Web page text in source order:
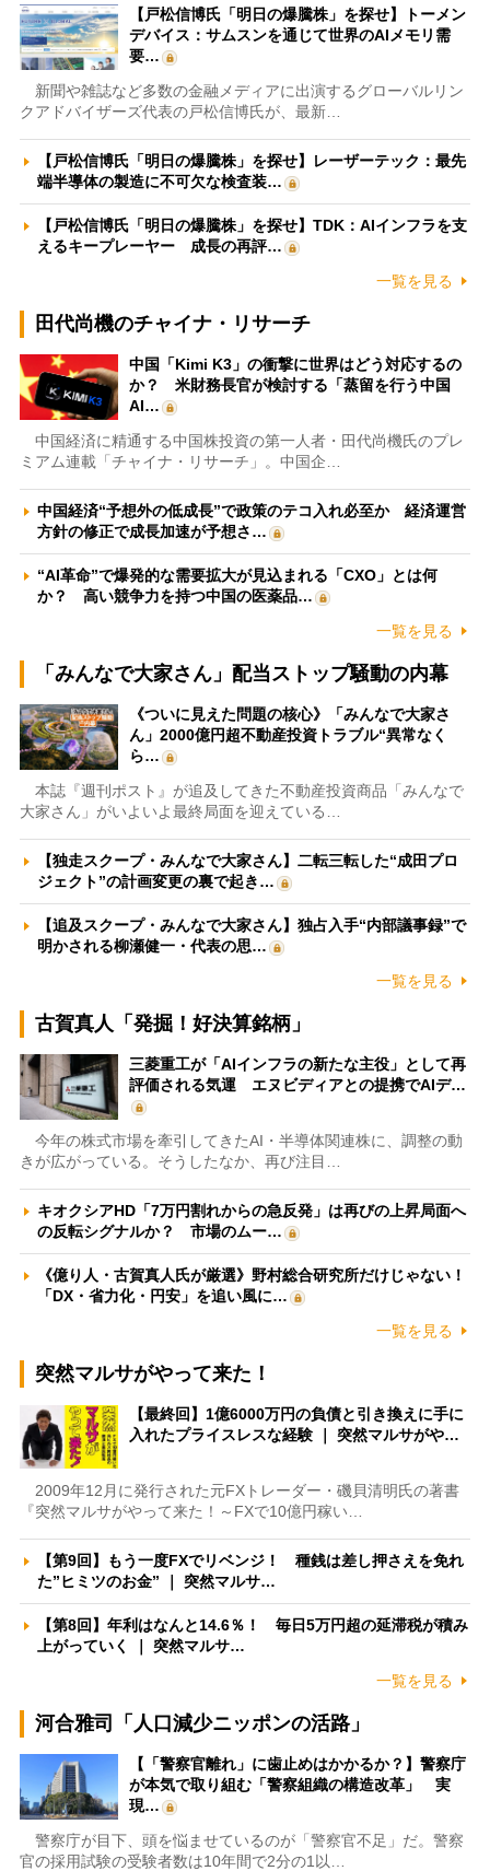
【戸松信博氏「明日の爆騰株」を探せ】トーメン
デバイス：サムスンを通じて世界のAIメモリ需
要…
新聞や雑誌など多数の金融メディアに出演するグローバルリン
クアドバイザーズ代表の戸松信博氏が、最新…
【戸松信博氏「明日の爆騰株」を探せ】レーザーテック：最先
端半導体の製造に不可欠な検査装…
【戸松信博氏「明日の爆騰株」を探せ】TDK：AIインフラを支
えるキープレーヤー 成長の再評…
一覧を見る
田代尚機のチャイナ・リサーチ
中国「Kimi K3」の衝撃に世界はどう対応するの
か？ 米財務長官が検討する「蒸留を行う中国
AI…
中国経済に精通する中国株投資の第一人者・田代尚機氏のプレ
ミアム連載「チャイナ・リサーチ」。中国企…
中国経済“予想外の低成長”で政策のテコ入れ必至か 経済運営
方針の修正で成長加速が予想さ…
“AI革命”で爆発的な需要拡大が見込まれる「CXO」とは何
か？ 高い競争力を持つ中国の医薬品…
一覧を見る
「みんなで大家さん」配当ストップ騒動の内幕
《ついに見えた問題の核心》「みんなで大家さ
ん」2000億円超不動産投資トラブル“異常なく
ら…
本誌『週刊ポスト』が追及してきた不動産投資商品「みんなで
大家さん」がいよいよ最終局面を迎えている…
【独走スクープ・みんなで大家さん】二転三転した“成田プロ
ジェクト”の計画変更の裏で起き…
【追及スクープ・みんなで大家さん】独占入手“内部議事録”で
明かされる柳瀬健一・代表の思…
一覧を見る
古賀真人「発掘！好決算銘柄」
三菱重工が「AIインフラの新たな主役」として再
評価される気運 エヌビディアとの提携でAIデ…
今年の株式市場を牽引してきたAI・半導体関連株に、調整の動
きが広がっている。そうしたなか、再び注目…
キオクシアHD「7万円割れからの急反発」は再びの上昇局面へ
の反転シグナルか？ 市場のムー…
《億り人・古賀真人氏が厳選》野村総合研究所だけじゃない！
「DX・省力化・円安」を追い風に…
一覧を見る
突然マルサがやって来た！
【最終回】1億6000万円の負債と引き換えに手に
入れたプライスレスな経験 ｜ 突然マルサがや…
2009年12月に発行された元FXトレーダー・磯貝清明氏の著書
『突然マルサがやって来た！～FXで10億円稼い…
【第9回】もう一度FXでリベンジ！ 種銭は差し押さえを免れ
た”ヒミツのお金” ｜ 突然マルサ…
【第8回】年利はなんと14.6％！ 毎日5万円超の延滞税が積み
上がっていく ｜ 突然マルサ…
一覧を見る
河合雅司「人口減少ニッポンの活路」
【「警察官離れ」に歯止めはかかるか？】警察庁
が本気で取り組む「警察組織の構造改革」 実
現…
警察庁が目下、頭を悩ませているのが「警察官不足」だ。警察
官の採用試験の受験者数は10年間で2分の1以…